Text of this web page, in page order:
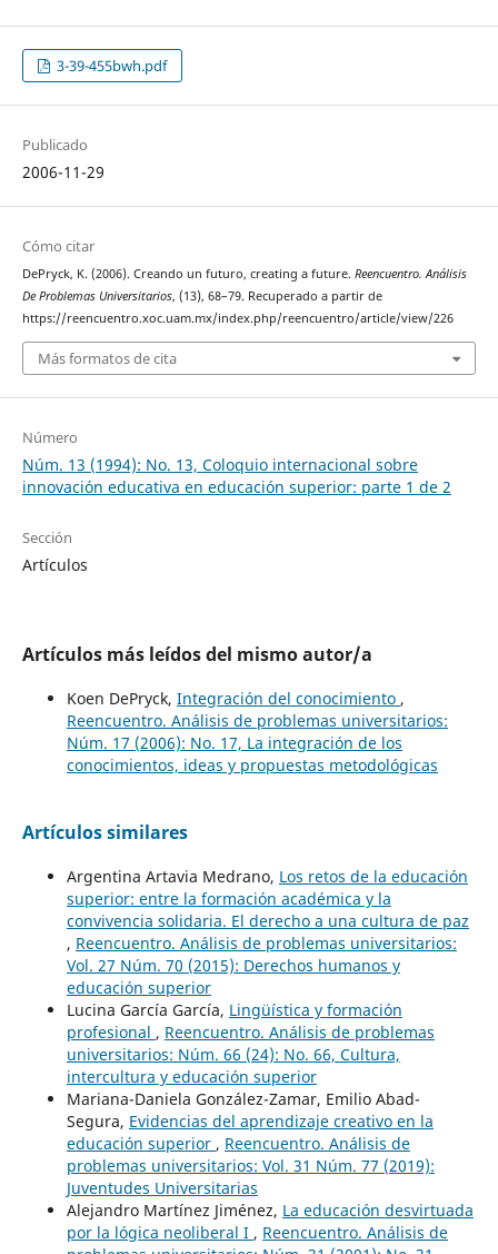
3-39-455bwh.pdf
Publicado
2006-11-29
Cómo citar
DePryck, K. (2006). Creando un futuro, creating a future. Reencuentro. Análisis
De Problemas Universitarios, (13), 68–79. Recuperado a partir de
https://reencuentro.xoc.uam.mx/index.php/reencuentro/article/view/226
Más formatos de cita
Número
Núm. 13 (1994): No. 13, Coloquio internacional sobre
innovación educativa en educación superior: parte 1 de 2
Sección
Artículos
Artículos más leídos del mismo autor/a
Koen DePryck, Integración del conocimiento ,
Reencuentro. Análisis de problemas universitarios:
Núm. 17 (2006): No. 17, La integración de los
conocimientos, ideas y propuestas metodológicas
Artículos similares
Argentina Artavia Medrano, Los retos de la educación
superior: entre la formación académica y la
convivencia solidaria. El derecho a una cultura de paz
, Reencuentro. Análisis de problemas universitarios:
Vol. 27 Núm. 70 (2015): Derechos humanos y
educación superior
Lucina García García, Lingüística y formación
profesional , Reencuentro. Análisis de problemas
universitarios: Núm. 66 (24): No. 66, Cultura,
intercultura y educación superior
Mariana-Daniela González-Zamar, Emilio Abad-
Segura, Evidencias del aprendizaje creativo en la
educación superior , Reencuentro. Análisis de
problemas universitarios: Vol. 31 Núm. 77 (2019):
Juventudes Universitarias
Alejandro Martínez Jiménez, La educación desvirtuada
por la lógica neoliberal I , Reencuentro. Análisis de